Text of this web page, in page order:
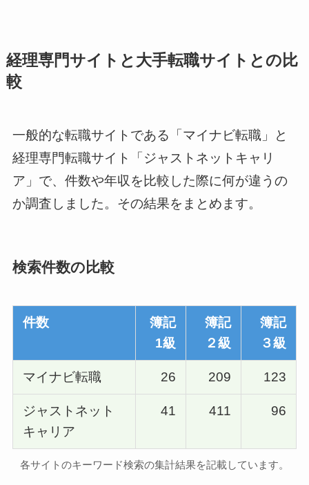
経理専門サイトと大手転職サイトとの比
較
一般的な転職サイトである「マイナビ転職」と
経理専門転職サイト「ジャストネットキャリ
ア」で、件数や年収を比較した際に何が違うの
か調査しました。その結果をまとめます。
検索件数の比較
件数
簿記
1級
簿記
２級
簿記
３級
マイナビ転職 26 209 123
ジャストネット
キャリア
41 411 96
各サイトのキーワード検索の集計結果を記載しています。